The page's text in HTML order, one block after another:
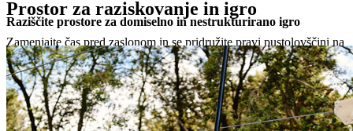
Prostor za raziskovanje in igro
Zamenjajte čas pred zaslonom in se pridružite pravi pustolovščini na
svežem zraku ali v naših sodobnih igriščih in igralnicah. Naše
tematske prostore za prosto igro smo zasnovali, da bi spodbudili
neizmerno energijo in ustvarjalnost. V varnem in spodbudnem
okolju vsak trenutek postane nova priložnost za ustvarjalnost,
veselje in ustvarjanje družinskih spominov.
Raziščite prostore za domiselno in nestrukturirano igro